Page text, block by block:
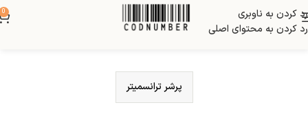
رد کردن به ناوبری
رد کردن به محتوای اصلی
0
پرشر ترانسمیتر